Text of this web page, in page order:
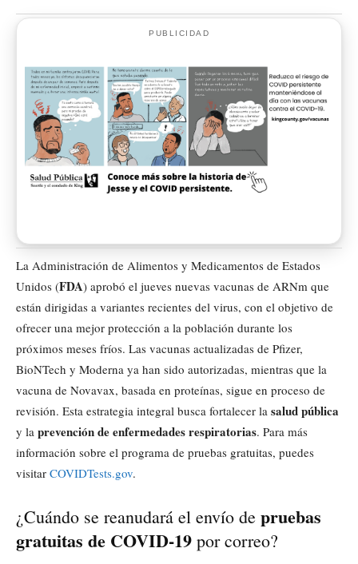
PUBLICIDAD
La Administración de Alimentos y Medicamentos de Estados
Unidos (FDA) aprobó el jueves nuevas vacunas de ARNm que
están dirigidas a variantes recientes del virus, con el objetivo de
ofrecer una mejor protección a la población durante los
próximos meses fríos. Las vacunas actualizadas de Pfizer,
BioNTech y Moderna ya han sido autorizadas, mientras que la
vacuna de Novavax, basada en proteínas, sigue en proceso de
revisión. Esta estrategia integral busca fortalecer la salud pública
y la prevención de enfermedades respiratorias. Para más
información sobre el programa de pruebas gratuitas, puedes
visitar COVIDTests.gov.
¿Cuándo se reanudará el envío de pruebas
gratuitas de COVID-19 por correo?